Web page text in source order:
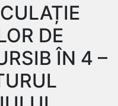
DE
ÎN 4 –